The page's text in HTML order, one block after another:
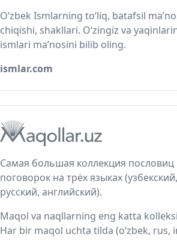
O‘zbek Ismlarning to‘liq, batafsil
chiqishi, shakllari. O‘zingiz va
ismlari ma’nosini bilib oling.
ismlar.com
Самая большая коллекция пословиц
поговорок на трёх языках (узбекский,
русский, английский).
Maqol va naqllarning eng katta
Har bir maqol uchta tilda (o‘zbek, rus,